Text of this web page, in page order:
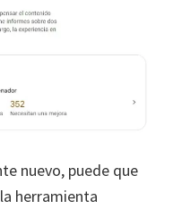
nuevo, puede que
herramienta